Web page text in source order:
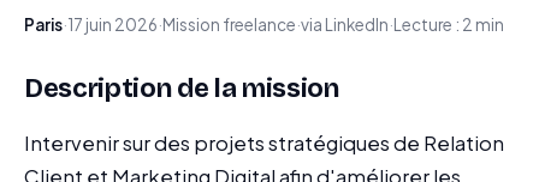
Paris·17 juin 2026·Mission freelance·via LinkedIn·Lecture : 2 min
Description de la mission
Intervenir sur des projets stratégiques de Relation
Client et Marketing Digital afin d'améliorer les